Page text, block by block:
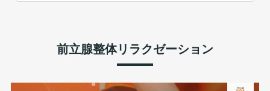
前立腺整体リラクゼーション